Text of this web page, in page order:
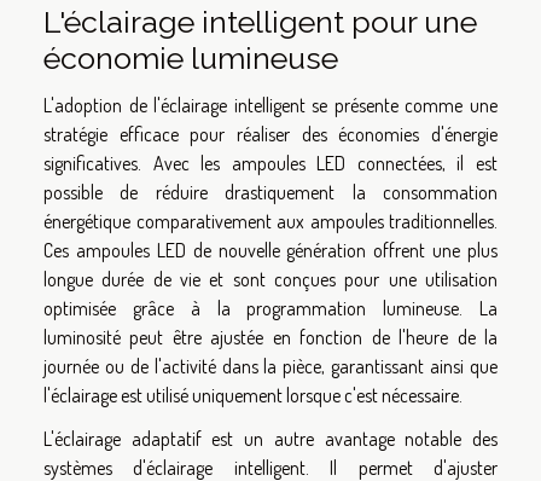
L'éclairage intelligent pour une
économie lumineuse
L'adoption de l'éclairage intelligent se présente comme une
stratégie efficace pour réaliser des économies d'énergie
significatives. Avec les ampoules LED connectées, il est
possible de réduire drastiquement la consommation
énergétique comparativement aux ampoules traditionnelles.
Ces ampoules LED de nouvelle génération offrent une plus
longue durée de vie et sont conçues pour une utilisation
optimisée grâce à la programmation lumineuse. La
luminosité peut être ajustée en fonction de l'heure de la
journée ou de l'activité dans la pièce, garantissant ainsi que
l'éclairage est utilisé uniquement lorsque c'est nécessaire.
L'éclairage adaptatif est un autre avantage notable des
systèmes d'éclairage intelligent. Il permet d'ajuster